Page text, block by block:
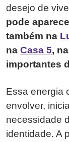
desejo de
pode
também na
na Casa 5, na
importantes
Essa energia
envolver,
necessidade
identidade. A